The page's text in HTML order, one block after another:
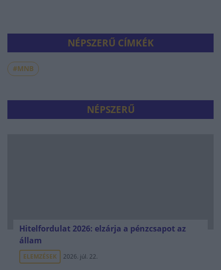
NÉPSZERŰ CÍMKÉK
#MNB
NÉPSZERŰ
Hitelfordulat 2026: elzárja a pénzcsapot az
állam
ELEMZÉSEK 2026. júl. 22.